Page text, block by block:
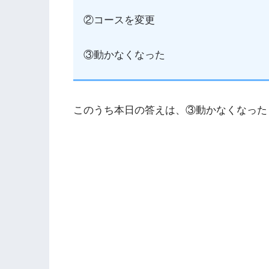
②コースを変更
③動かなくなった
このうち本日の答えは、③動かなくなっ